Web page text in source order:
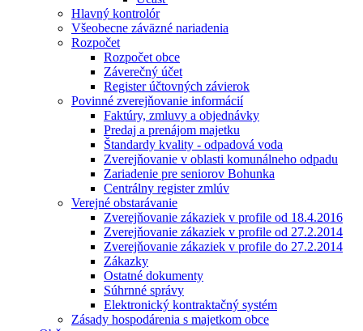
Hlavný kontrolór
Všeobecne záväzné nariadenia
Rozpočet
Rozpočet obce
Záverečný účet
Register účtovných závierok
Povinné zverejňovanie informácií
Faktúry, zmluvy a objednávky
Predaj a prenájom majetku
Štandardy kvality - odpadová voda
Zverejňovanie v oblasti komunálneho odpadu
Zariadenie pre seniorov Bohunka
Centrálny register zmlúv
Verejné obstarávanie
Zverejňovanie zákaziek v profile od 18.4.2016
Zverejňovanie zákaziek v profile od 27.2.2014
Zverejňovanie zákaziek v profile do 27.2.2014
Zákazky
Ostatné dokumenty
Súhrnné správy
Elektronický kontraktačný systém
Zásady hospodárenia s majetkom obce